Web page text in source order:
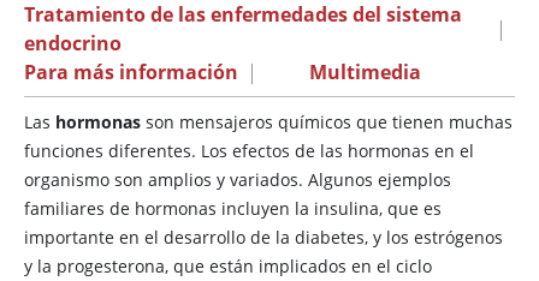
Tratamiento de las enfermedades del sistema
endocrino
|
Para más información | Multimedia
Las hormonas son mensajeros químicos que tienen muchas
funciones diferentes. Los efectos de las hormonas en el
organismo son amplios y variados. Algunos ejemplos
familiares de hormonas incluyen la insulina, que es
importante en el desarrollo de la diabetes, y los estrógenos
y la progesterona, que están implicados en el ciclo